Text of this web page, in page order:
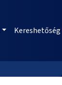
Kereshetőség